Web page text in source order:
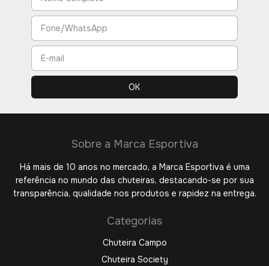
Sobre a Marca Esportiva
Há mais de 10 anos no mercado, a Marca Esportiva é uma
referência no mundo das chuteiras, destacando-se por sua
transparência, qualidade nos produtos e rapidez na entrega.
Categorias
Chuteira Campo
Chuteira Society